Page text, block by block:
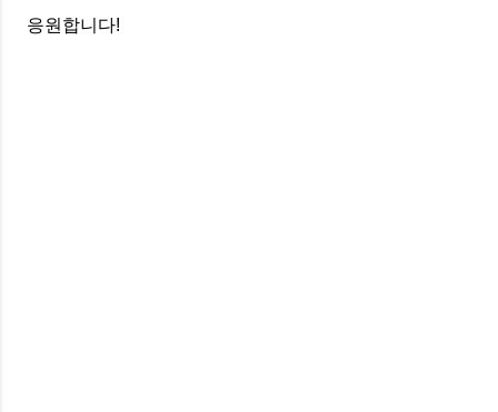
응원합니다!